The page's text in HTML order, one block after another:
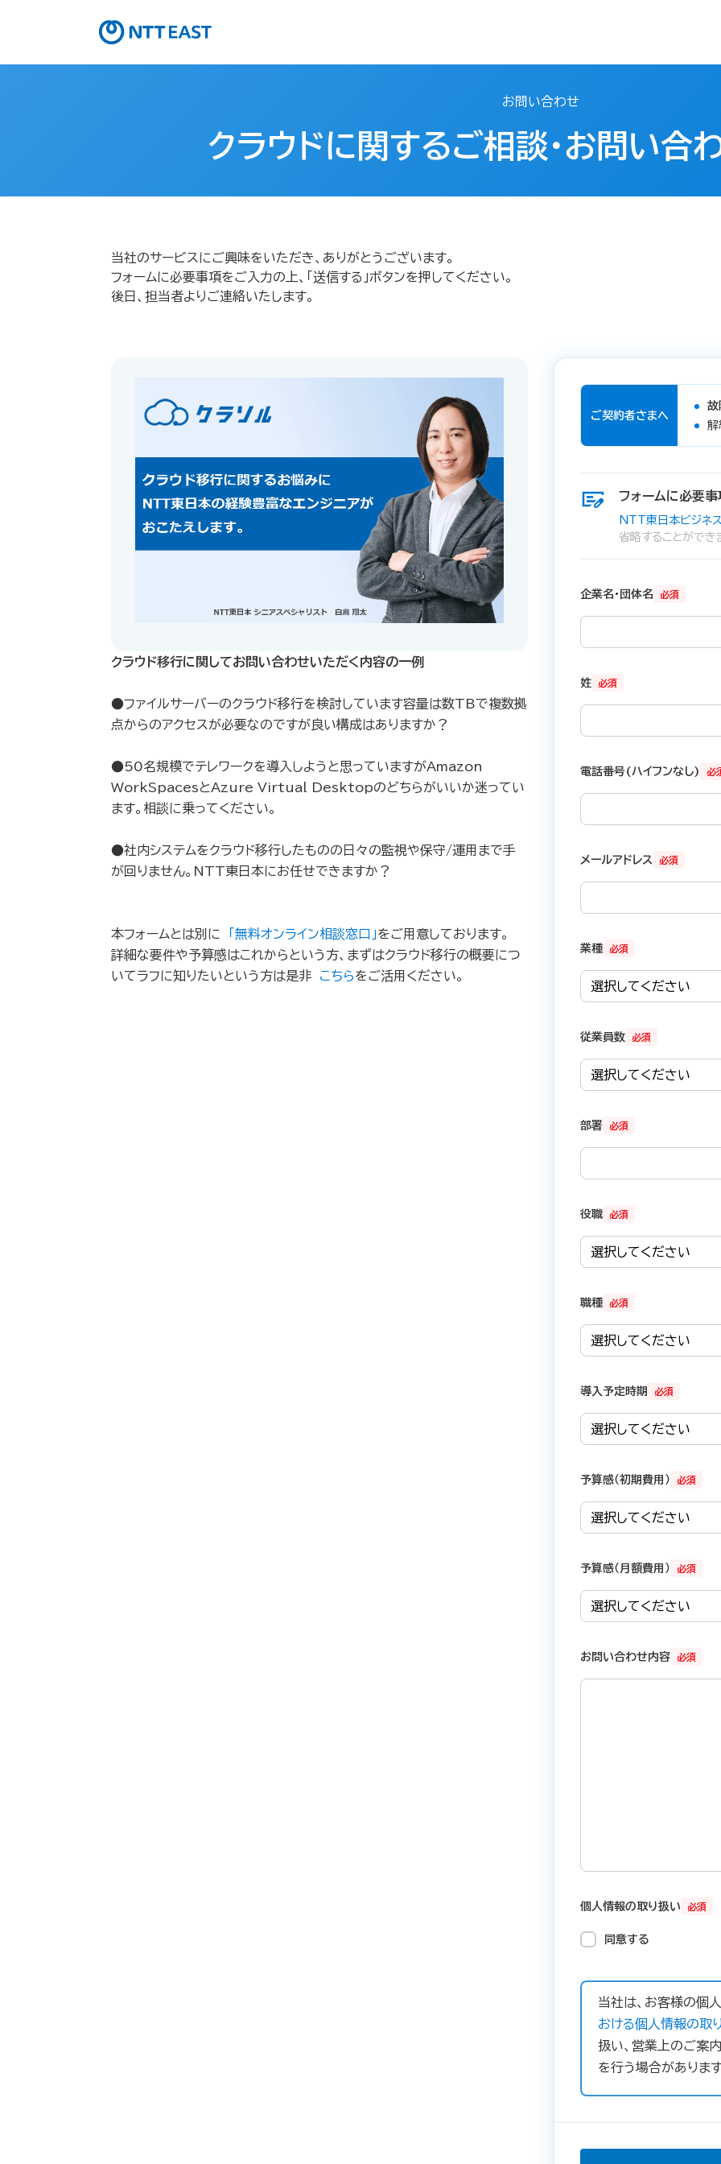
お問い合わせ
クラウドに関するご相談・お問い合
当社のサービスにご興味をいただき、ありがとうございます。
フォームに必要事項をご入力の上、「送信する」ボタンを押してください。
後日、担当者よりご連絡いたします。
クラウド移行に関してお問い合わせいただく内容の一例​
●ファイルサーバーのクラウド移行を検討しています容量は数TBで複数拠
点からのアクセスが必要なのですが良い構成はありますか？
●50名規模でテレワークを導入しようと思っていますがAmazon
WorkSpacesとAzure Virtual Desktopのどちらがいいか迷ってい
ます。相談に乗ってください。
●社内システムをクラウド移行したものの日々の監視や保守/運用まで手
が回りません。NTT東日本にお任せできますか？
本フォームとは別に 「無料オンライン相談窓口」をご用意しております。
詳細な要件や予算感はこれからという方、まずはクラウド移行の概要につ
いてラフに知りたいという方は是非
こちらをご活用ください。
ご契約者さまへ
故
解
フォームに必要
NTT東日本ビジネ
省略することができ
必須
企業名・団体名
必須
姓
必
電話番号(ハイフンなし)
必須
メールアドレス
必須
業種
必須
従業員数
必須
部署
必須
役職
必須
職種
必須
導入予定時期
必須
予算感（初期費用）
必須
予算感（月額費用）
必須
お問い合わせ内容
必須
個人情報の取り扱い
同意する
当社は、お客様の個
おける個人情報の取
扱い、営業上のご案内
を行う場合があります